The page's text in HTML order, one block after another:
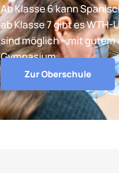
Ab Klasse 6 kann
ab Klasse 7 gibt es
sind möglich – mit
Gymnasium.
Zur Oberschule